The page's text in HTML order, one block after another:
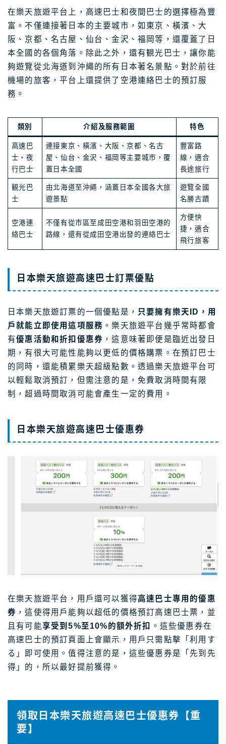
在樂天旅遊平台上，高速巴士和夜間巴士的選擇極為豐
富。不僅連接著日本的主要城市，如東京、橫濱、大
阪、京都、名古屋、仙台、金沢、福岡等，還覆蓋了日
本全國的各個角落。除此之外，還有観光巴士，讓你能
夠遊覽從北海道到沖繩的所有日本著名景點。對於前往
機場的旅客，平台上還提供了空港連絡巴士的預訂服
務。
類別 介紹及服務範圍 特色
高速巴
士・夜
行巴士
連接東京、橫濱、大阪、京都、名古
屋、仙台、金沢、福岡等主要城市，覆
蓋日本全國
豐富路
線，適合
長途旅行
観光巴
士
由北海道至沖繩，涵蓋日本全國各大旅
遊景點
遊覽全國
名勝古蹟
空港連
絡巴士
不僅有從市區至成田空港和羽田空港的
路線，還有從成田空港出發的連絡巴士
方便快
捷，適合
飛行旅客
日本樂天旅遊高速巴士訂票優點
日本樂天旅遊訂票的一個優點是， 只要擁有樂天ID，用
戶就能立即使用這項服務 。樂天旅遊平台幾乎常時都會
有優惠活動和折扣優惠券 ，這意味著即便是臨近出發日
期，有很大可能性能夠以更低的價格購票。在預訂巴士
的同時，還能積累樂天超級點數。透過樂天旅遊平台可
以輕鬆取消預訂，但需注意的是，免費取消時間有限
制，超過時間取消可能會產生一定的費用。
日本樂天旅遊高速巴士優惠券
在樂天旅遊平台，用戶還可以獲得高速巴士專用的優惠
券 ，這使得用戶能夠以超低的價格預訂高速巴士票，並
且有可能享受到5%至10%的額外折扣 。這些優惠券在
高速巴士的預訂頁面上會顯示，用戶只需點擊「利用す
る」即可使用。值得注意的是，這些優惠券是「先到先
得」的，所以最好提前獲得。
領取日本樂天旅遊高速巴士優惠券【重
要】